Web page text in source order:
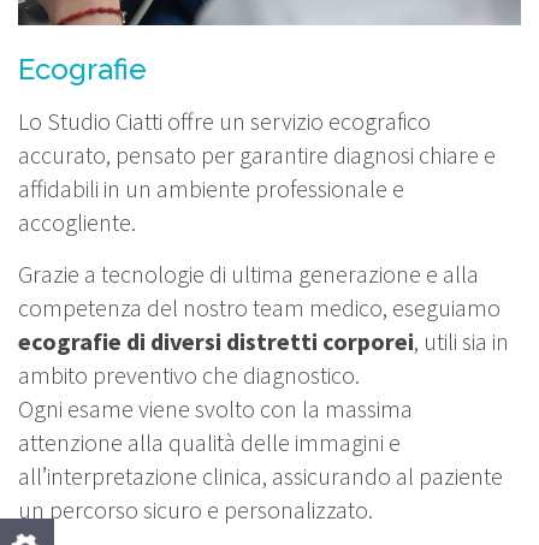
Ecografie
Lo Studio Ciatti offre un servizio ecografico
accurato, pensato per garantire diagnosi chiare e
affidabili in un ambiente professionale e
accogliente.
Grazie a tecnologie di ultima generazione e alla
competenza del nostro team medico, eseguiamo
ecografie di diversi distretti corporei, utili sia in
ambito preventivo che diagnostico.
Ogni esame viene svolto con la massima
attenzione alla qualità delle immagini e
all’interpretazione clinica, assicurando al paziente
un percorso sicuro e personalizzato.